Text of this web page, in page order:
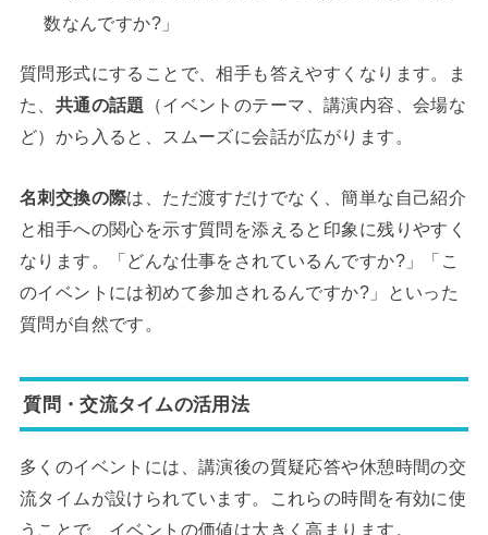
数なんですか?」
質問形式にすることで、相手も答えやすくなります。ま
た、 共通の話題 （イベントのテーマ、講演内容、会場な
ど）から入ると、スムーズに会話が広がります。
名刺交換の際は、ただ渡すだけでなく、簡単な自己紹介
と相手への関心を示す質問を添えると印象に残りやすく
なります。「どんな仕事をされているんですか?」「こ
のイベントには初めて参加されるんですか?」といった
質問が自然です。
質問・交流タイムの活用法
多くのイベントには、講演後の質疑応答や休憩時間の交
流タイムが設けられています。これらの時間を有効に使
うことで、イベントの価値は大きく高まります。